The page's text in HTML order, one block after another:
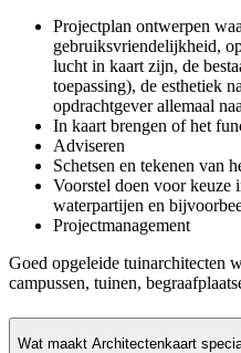
Projectplan ontwerpen
gebruiksvriendelijkheid,
lucht in kaart zijn, de
toepassing), de esthetiek
opdrachtgever allemaal
In kaart brengen of het
Adviseren
Schetsen en tekenen van
Voorstel doen voor keuze
waterpartijen en
Projectmanagement
Goed opgeleide tuinarchitecten
campussen, tuinen,
Wat maakt Architectenkaart